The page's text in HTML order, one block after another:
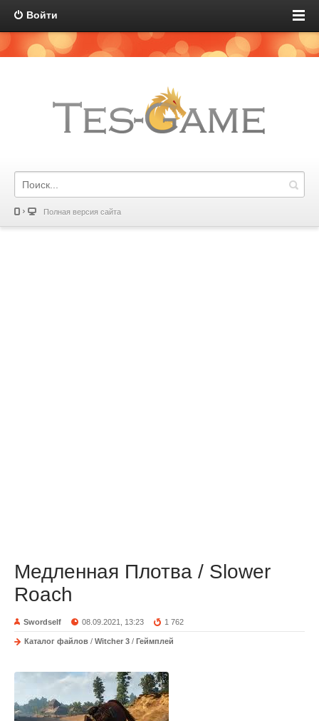
Войти
Полная версия сайта
Медленная Плотва / Slower
Roach
Swordself 08.09.2021, 13:23 1 762
Каталог файлов / Witcher 3 / Геймплей